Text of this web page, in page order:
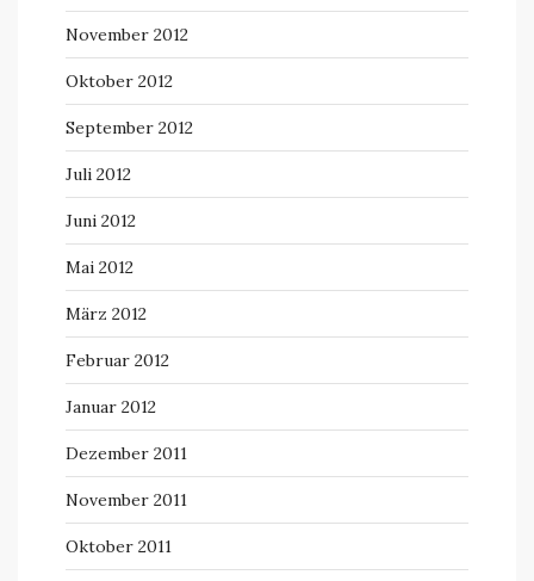
November 2012
Oktober 2012
September 2012
Juli 2012
Juni 2012
Mai 2012
März 2012
Februar 2012
Januar 2012
Dezember 2011
November 2011
Oktober 2011